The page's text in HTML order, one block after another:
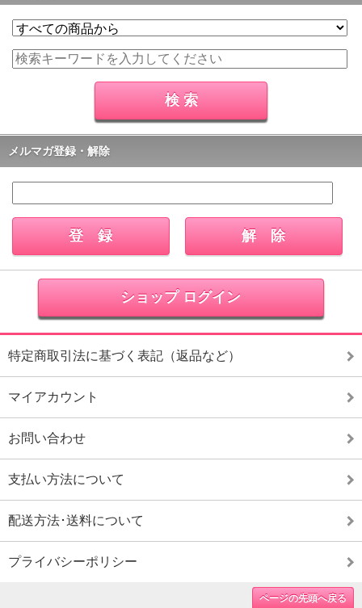
メルマガ登録・解除
ショップ ログイン
特定商取引法に基づく表記（返品など）
マイアカウント
お問い合わせ
支払い方法について
配送方法･送料について
プライバシーポリシー
ページの先頭へ戻る